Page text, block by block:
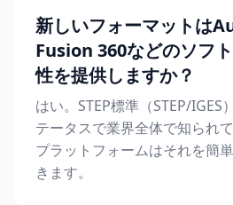
新しいフォーマットは
Fusion 360などのソフ
性を提供しますか？
はい。STEP標準（STEP/IGES
テータスで業界全体で知られ
プラットフォームはそれを簡
きます。